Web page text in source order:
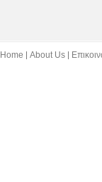
Home About Us